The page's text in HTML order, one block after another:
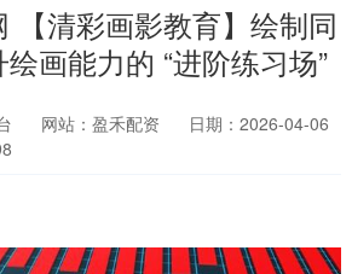
【清彩画影教育】绘制同
画能力的 “进阶练习场”
网站：盈禾配资
日期：2026-04-06